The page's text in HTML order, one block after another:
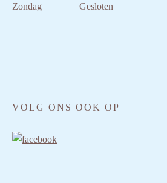
Zondag
Gesloten
VOLG ONS OOK OP